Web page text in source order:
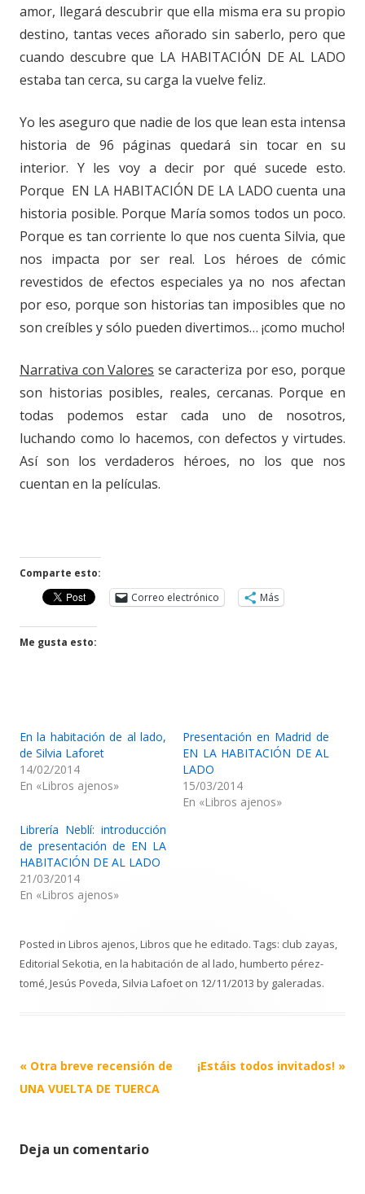
amor, llegará descubrir que ella misma era su propio
destino, tantas veces añorado sin saberlo, pero que
cuando descubre que LA HABITACIÓN DE AL LADO
estaba tan cerca, su carga la vuelve feliz.
Yo les aseguro que nadie de los que lean esta intensa
historia de 96 páginas quedará sin tocar en su
interior. Y les voy a decir por qué sucede esto.
Porque EN LA HABITACIÓN DE LA LADO cuenta una
historia posible. Porque María somos todos un poco.
Porque es tan corriente lo que nos cuenta Silvia, que
nos impacta por ser real. Los héroes de cómic
revestidos de efectos especiales ya no nos afectan
por eso, porque son historias tan imposibles que no
son creíbles y sólo pueden divertimos… ¡como mucho!
Narrativa con Valores se caracteriza por eso, porque
son historias posibles, reales, cercanas. Porque en
todas podemos estar cada uno de nosotros,
luchando como lo hacemos, con defectos y virtudes.
Así son los verdaderos héroes, no los que nos
cuentan en la películas.
Comparte esto:
Correo electrónico
Más
Me gusta esto:
En la habitación de al lado,
de Silvia Laforet
14/02/2014
En «Libros ajenos»
Presentación en Madrid de
EN LA HABITACIÓN DE AL
LADO
15/03/2014
En «Libros ajenos»
Librería Neblí: introducción
de presentación de EN LA
HABITACIÓN DE AL LADO
21/03/2014
En «Libros ajenos»
Posted in Libros ajenos,Libros que he editado. Tags: club zayas,
Editorial Sekotia, en la habitación de al lado,humberto pérez-
tomé,Jesús Poveda, Silvia Lafoet on 12/11/2013 by galeradas.
Post
navigation
« Otra breve recensión de
UNA VUELTA DE TUERCA
¡Estáis todos invitados! »
Deja un comentario